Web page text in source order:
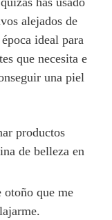
alejados de
ideal para
que necesita e
una piel
productos
de belleza en
otoño que me